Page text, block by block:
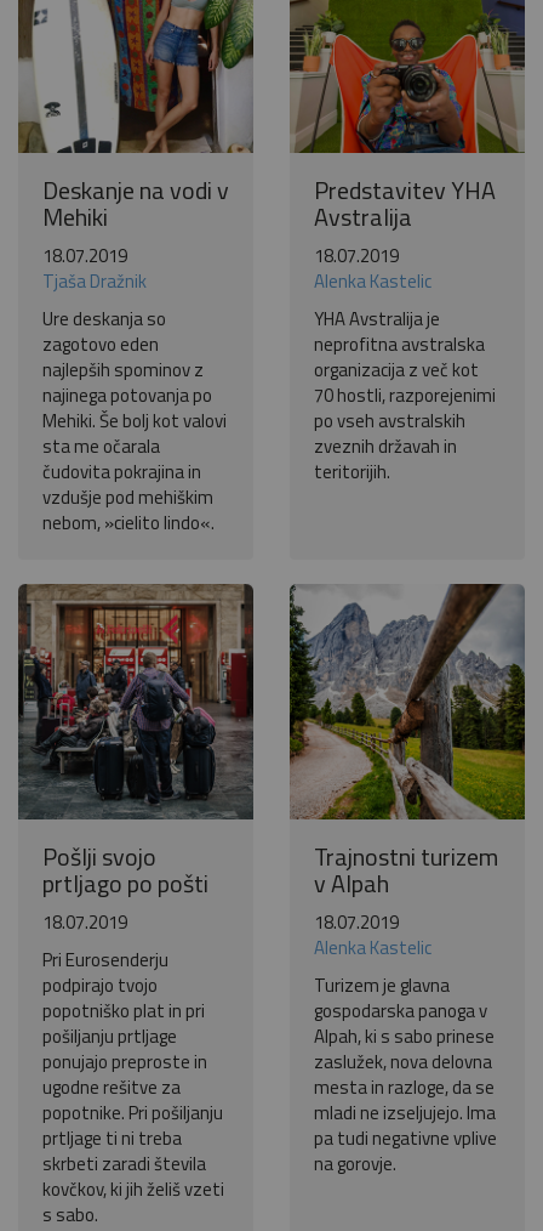
Deskanje na vodi v
Mehiki
18.07.2019
Tjaša Dražnik
Ure deskanja so
zagotovo eden
najlepših spominov z
najinega potovanja po
Mehiki. Še bolj kot valovi
sta me očarala
čudovita pokrajina in
vzdušje pod mehiškim
nebom, »cielito lindo«.
Predstavitev YHA
Avstralija
18.07.2019
Alenka Kastelic
YHA Avstralija je
neprofitna avstralska
organizacija z več kot
70 hostli, razporejenimi
po vseh avstralskih
zveznih državah in
teritorijih.
Pošlji svojo
prtljago po pošti
18.07.2019
Pri Eurosenderju
podpirajo tvojo
popotniško plat in pri
pošiljanju prtljage
ponujajo preproste in
ugodne rešitve za
popotnike. Pri pošiljanju
prtljage ti ni treba
skrbeti zaradi števila
kovčkov, ki jih želiš vzeti
s sabo.
Trajnostni turizem
v Alpah
18.07.2019
Alenka Kastelic
Turizem je glavna
gospodarska panoga v
Alpah, ki s sabo prinese
zaslužek, nova delovna
mesta in razloge, da se
mladi ne izseljujejo. Ima
pa tudi negativne vplive
na gorovje.